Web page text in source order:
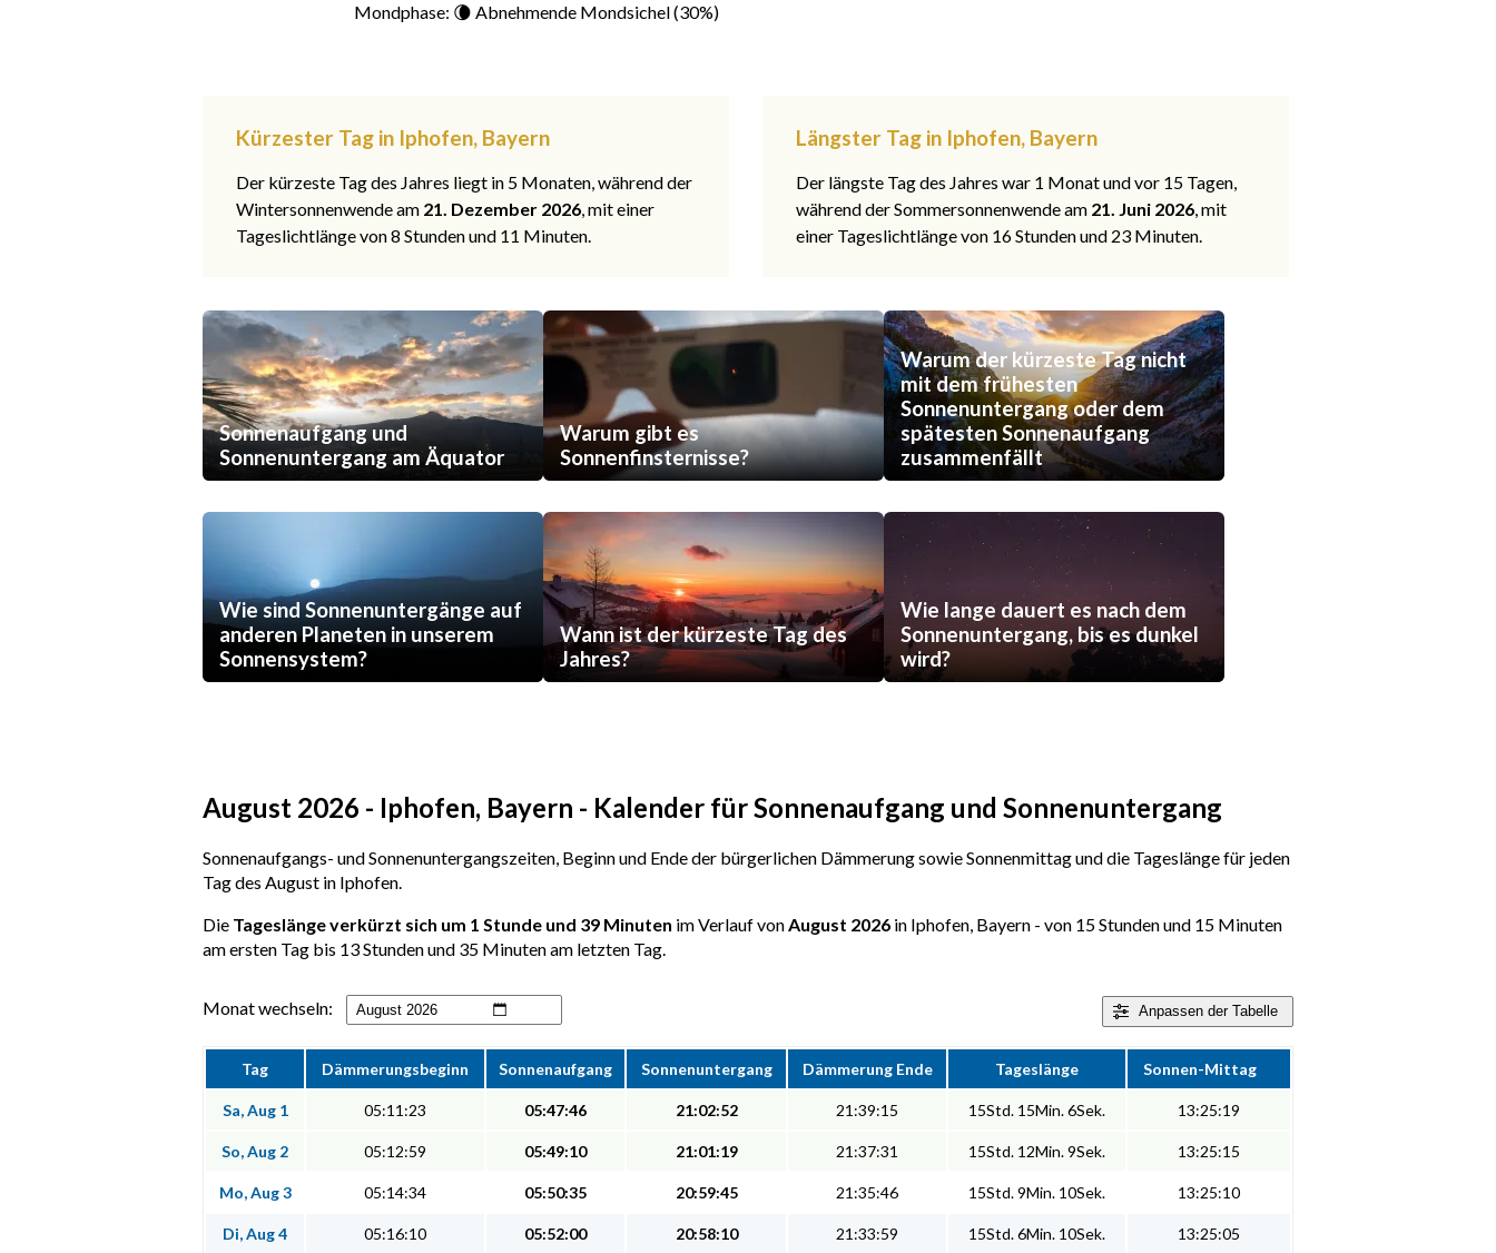
Mondphase: 🌘 Abnehmende Mondsichel (30%)
Kürzester Tag in Iphofen, Bayern
Der kürzeste Tag des Jahres liegt in 5 Monaten, während der
Wintersonnenwende am 21. Dezember 2026, mit einer
Tageslichtlänge von 8 Stunden und 11 Minuten.
Längster Tag in Iphofen, Bayern
Der längste Tag des Jahres war 1 Monat und vor 15 Tagen,
während der Sommersonnenwende am 21. Juni 2026, mit
einer Tageslichtlänge von 16 Stunden und 23 Minuten.
Sonnenaufgang und
Sonnenuntergang am Äquator
Warum gibt es
Sonnenfinsternisse?
Warum der kürzeste Tag nicht
mit dem frühesten
Sonnenuntergang oder dem
spätesten Sonnenaufgang
zusammenfällt
Wie sind Sonnenuntergänge auf
anderen Planeten in unserem
Sonnensystem?
Wann ist der kürzeste Tag des
Jahres?
Wie lange dauert es nach dem
Sonnenuntergang, bis es dunkel
wird?
August 2026 - Iphofen, Bayern - Kalender für Sonnenaufgang und Sonnenuntergang
Sonnenaufgangs- und Sonnenuntergangszeiten, Beginn und Ende der bürgerlichen Dämmerung sowie Sonnenmittag und die Tageslänge für jeden
Tag des August in Iphofen.
Die Tageslänge verkürzt sich um 1 Stunde und 39 Minuten im Verlauf von August 2026 in Iphofen, Bayern - von 15 Stunden und 15 Minuten
am ersten Tag bis 13 Stunden und 35 Minuten am letzten Tag.
Anpassen der Tabelle
Monat wechseln:
Tag Dämmerungsbeginn Sonnenaufgang Sonnenuntergang Dämmerung Ende Tageslänge Sonnen-Mittag
Sa, Aug 1 05:11:23 05:47:46 21:02:52 21:39:15 15Std. 15Min. 6Sek. 13:25:19
So, Aug 2 05:12:59 05:49:10 21:01:19 21:37:31 15Std. 12Min. 9Sek. 13:25:15
Mo, Aug 3 05:14:34 05:50:35 20:59:45 21:35:46 15Std. 9Min. 10Sek. 13:25:10
Di, Aug 4 05:16:10 05:52:00 20:58:10 21:33:59 15Std. 6Min. 10Sek. 13:25:05